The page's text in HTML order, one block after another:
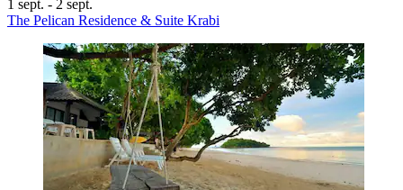
1 sept. - 2 sept.
The Pelican Residence & Suite Krabi